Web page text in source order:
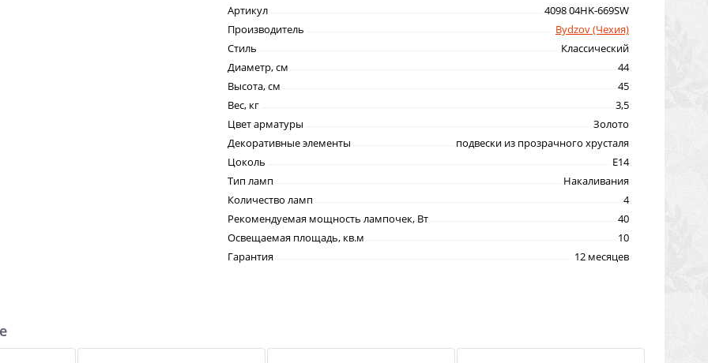
Артикул
4098 04HK-669SW
Производитель
Bydzov (Чехия)
Стиль
Классический
Диаметр, см
44
Высота, см
45
Вес, кг
3,5
Цвет арматуры
Золото
Декоративные элементы
подвески из прозрачного хрусталя
Цоколь
E14
Тип ламп
Накаливания
Количество ламп
4
Рекомендуемая мощность лампочек, Вт
40
Освещаемая площадь, кв.м
10
Гарантия
12 месяцев